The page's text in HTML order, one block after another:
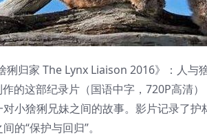
猁归家 The Lynx Liaison 2016》：人与
作的这部纪录片（国语中字，720P高
小猞猁兄妹之间的故事。影片记录了
的“保护与回归”。